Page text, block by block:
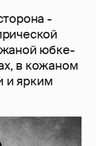
-
юбке-
в кожаном
и ярким